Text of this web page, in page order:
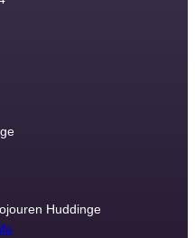
Huddinge